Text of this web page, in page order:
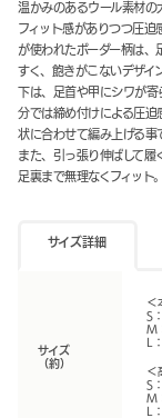
温かみのあるウール素材の
フィット感がありつつ圧迫
が使われたボーダー柄は、
すく、飽きがこないデザイ
下は、足首や甲にシワが寄
分では締め付けによる圧
状に合わせて編み上げる事
また、引っ張り伸ばして履
足裏まで無理なくフィット
サイズ詳細
サイズ
（約）
＜
S
M
L
＜
S
M
L